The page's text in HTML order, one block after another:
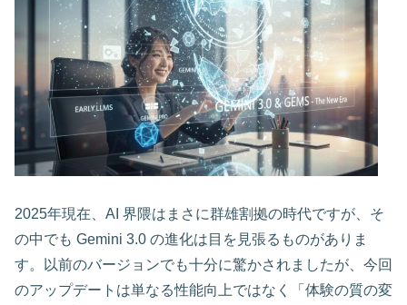
2025年現在、AI 界隈はまさに群雄割拠の時代ですが、そ
の中でも Gemini 3.0 の進化は目を見張るものがありま
す。以前のバージョンでも十分に驚かされましたが、今回
のアップデートは単なる性能向上ではなく「体験の質の変